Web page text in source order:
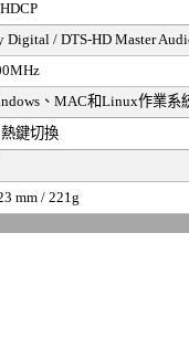
Digital/ DTS-HD Master
、 MAC和Linux作業系
鍵切換
mm / 221g